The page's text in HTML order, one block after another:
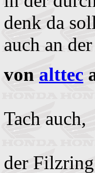
denk da
auch an
von alttec
Tach auch,
der